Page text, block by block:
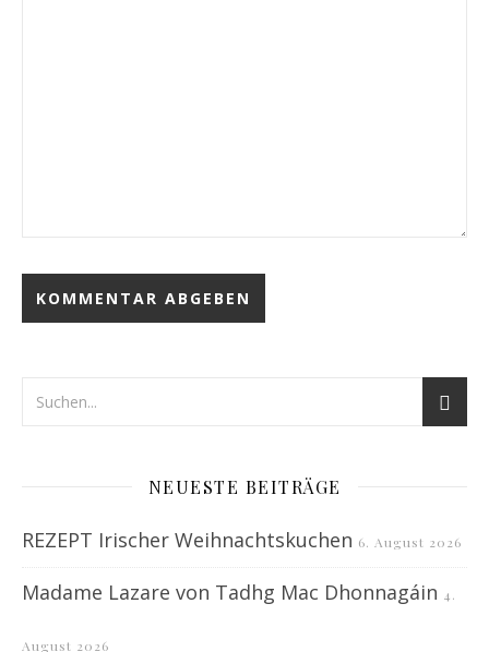
NEUESTE BEITRÄGE
REZEPT Irischer Weihnachtskuchen 6. August 2026
Madame Lazare von Tadhg Mac Dhonnagáin 4.
August 2026